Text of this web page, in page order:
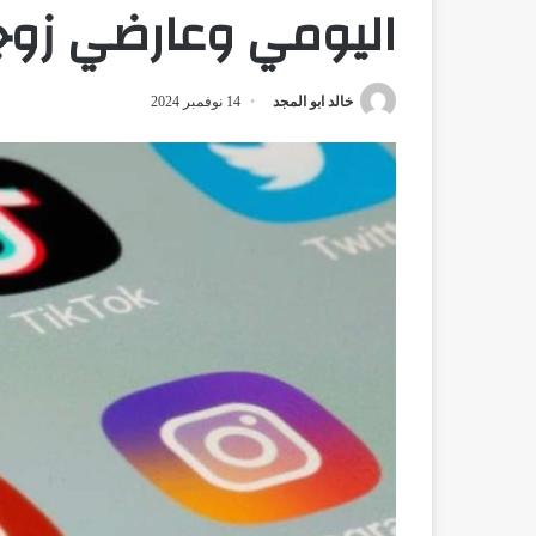
اليومي وعارضي
خالد ابو المجد 14 نوفمبر 2024